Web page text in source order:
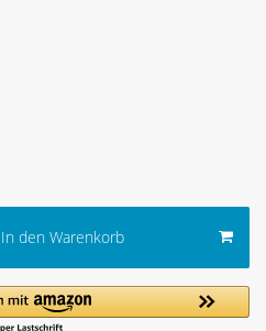
In den Warenkorb